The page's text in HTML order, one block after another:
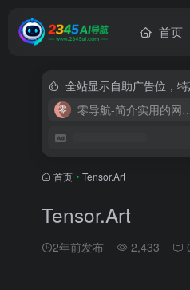
首页
全站显示自助广告位，
零导航-简介
首页 • Tensor.Art
Tensor.Art
2年前发布 2,433